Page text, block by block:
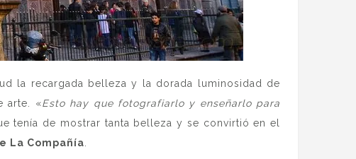
la recargada belleza y la dorada luminosidad de
arte. «Esto hay que fotografiarlo y enseñarlo para
tenía de mostrar tanta belleza y se convirtió en el
La Compañía